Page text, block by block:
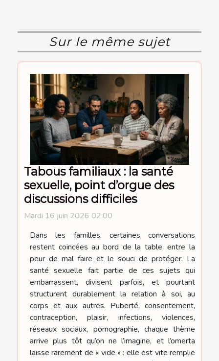
Sur le même sujet
Tabous familiaux : la santé
sexuelle, point d’orgue des
discussions difficiles
Mardi 16 juin 2026 02:00
Dans les familles, certaines conversations
restent coincées au bord de la table, entre la
peur de mal faire et le souci de protéger. La
santé sexuelle fait partie de ces sujets qui
embarrassent, divisent parfois, et pourtant
structurent durablement la relation à soi, au
corps et aux autres. Puberté, consentement,
contraception, plaisir, infections, violences,
réseaux sociaux, pornographie, chaque thème
arrive plus tôt qu’on ne l’imagine, et l’omerta
laisse rarement de « vide » : elle est vite remplie